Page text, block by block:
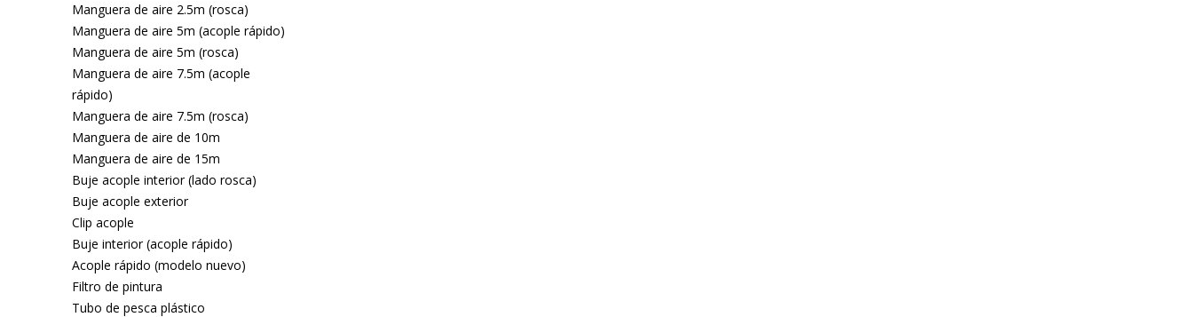
Manguera de aire 2.5m (rosca)
Manguera de aire 5m (acople rápido)
Manguera de aire 5m (rosca)
Manguera de aire 7.5m (acople
rápido)
Manguera de aire 7.5m (rosca)
Manguera de aire de 10m
Manguera de aire de 15m
Buje acople interior (lado rosca)
Buje acople exterior
Clip acople
Buje interior (acople rápido)
Acople rápido (modelo nuevo)
Filtro de pintura
Tubo de pesca plástico